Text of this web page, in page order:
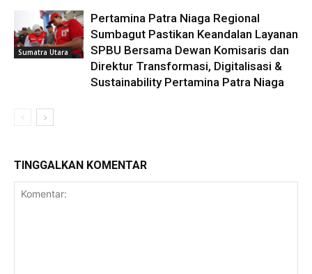
Sumatra Utara
Pertamina Patra Niaga Regional
Sumbagut Pastikan Keandalan Layanan
SPBU Bersama Dewan Komisaris dan
Direktur Transformasi, Digitalisasi &
Sustainability Pertamina Patra Niaga
TINGGALKAN KOMENTAR